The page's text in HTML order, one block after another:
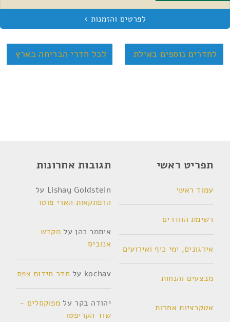
לחדרים נוספים באילת לכל חדרי הבריחה בארץ
תפריט ראשי
עמוד ראשי
רשימת החדרים
אירגונים, ימי כיף ואירועים
מבצעים והנחות
אטקרציות אחרות
תגובות אחרונות
Lishay Goldstein על
הרפתקאות הארי פוטר
איתמר כהן על מקדש
אנוביס
kochav על חדר חידות צפת
יהודה בקר על מפוקסלים -
שוד הקריפטו